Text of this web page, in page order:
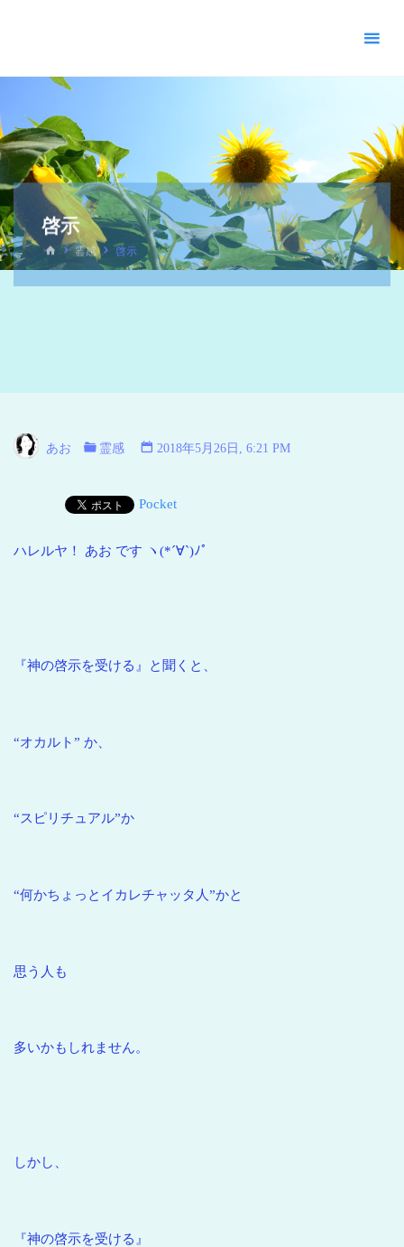
ス
教
福
宣
会
_
摂
海
啓示
霊感 啓示
あお 霊感 2018年5月26日, 6:21 PM
Pocket
ハレルヤ！ あお です ヽ(*´∀`)ﾉﾟ
『神の啓示を受ける』と聞くと、
“オカルト” か、
“スピリチュアル”か
“何かちょっとイカレチャッタ人”かと
思う人も
多いかもしれません。
しかし、
『神の啓示を受ける』